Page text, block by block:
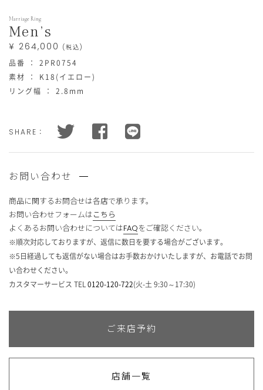
在
庫
あ
り
数
買
ゴ
入
る
Marriage Ring
Men’s
¥ 264,000 (税込)
品番 ： 2PR0754
素材 ： K18(イエロー)
リング幅 ： 2.8mm
況
在
あ
量
買
い
物
カ
ゴ
入
れ
を
購
す
合
計
が
¥
517,000
(税
込)
買
い
物
カ
ゴ
に
べ
SHARE：
お問い合わせ
商品に関するお問合せは各店で承ります。
お問い合わせフォームはこちら
よくあるお問い合わせについてはFAQをご確認ください。
※順次対応しておりますが、返信に数日を要する場合がございます。
※5日経過しても返信がない場合はお手数おかけいたしますが、お電話でお問
い合わせください。
カスタマーサービス TEL0120-120-722(火-土 9:30～17:30)
ご来店予約
店舗一覧